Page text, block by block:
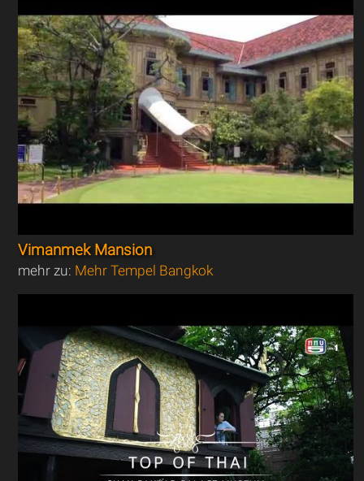
Vimanmek Mansion
mehr zu: Mehr Tempel Bangkok